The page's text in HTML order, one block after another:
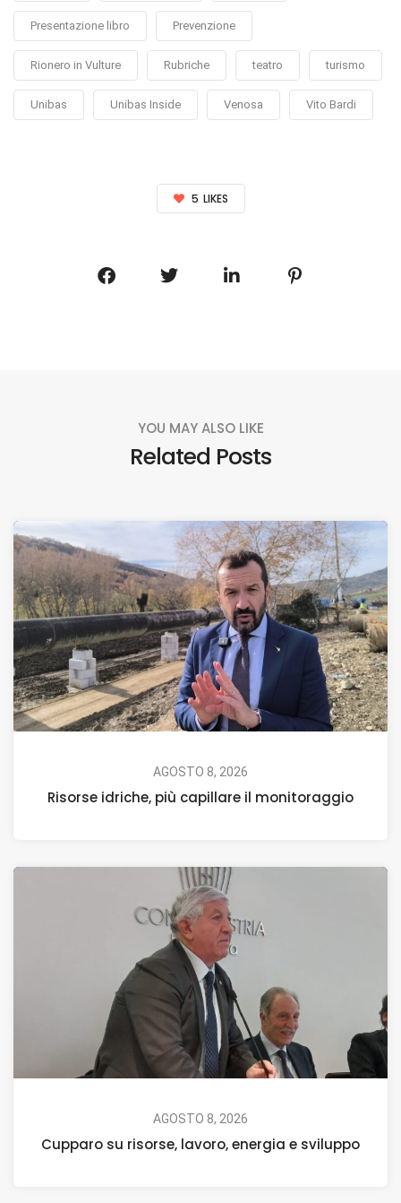
Presentazione libro Prevenzione
Rionero in Vulture Rubriche teatro turismo
Unibas Unibas Inside Venosa Vito Bardi
5 LIKES
YOU MAY ALSO LIKE
Related Posts
AGOSTO 8, 2026
Risorse idriche, più capillare il monitoraggio
AGOSTO 8, 2026
Cupparo su risorse, lavoro, energia e sviluppo